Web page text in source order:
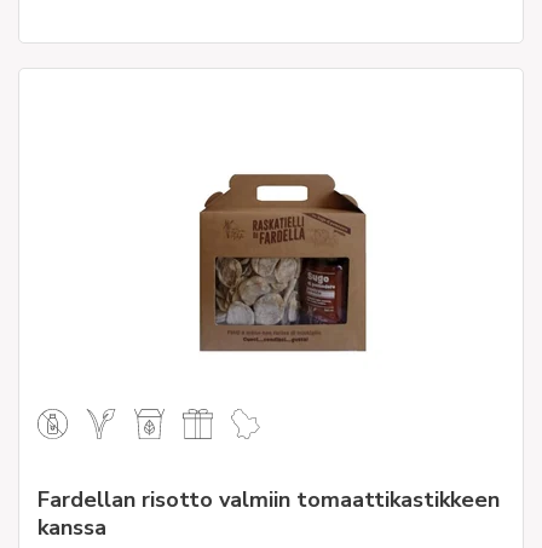
Fardellan risotto valmiin tomaattikastikkeen
kanssa